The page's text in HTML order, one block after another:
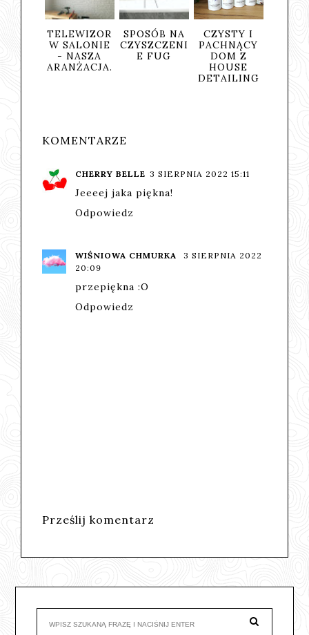
TELEWIZOR
W SALONIE
- NASZA
ARANŻACJA.
SPOSÓB NA
CZYSZCZENI
E FUG
CZYSTY I
PACHNĄCY
DOM Z
HOUSE
DETAILING
KOMENTARZE
CHERRY BELLE 3 SIERPNIA 2022 15:11
Jeeeej jaka piękna!
Odpowiedz
WIŚNIOWA CHMURKA
3 SIERPNIA 2022
20:09
przepiękna :O
Odpowiedz
Prześlij komentarz